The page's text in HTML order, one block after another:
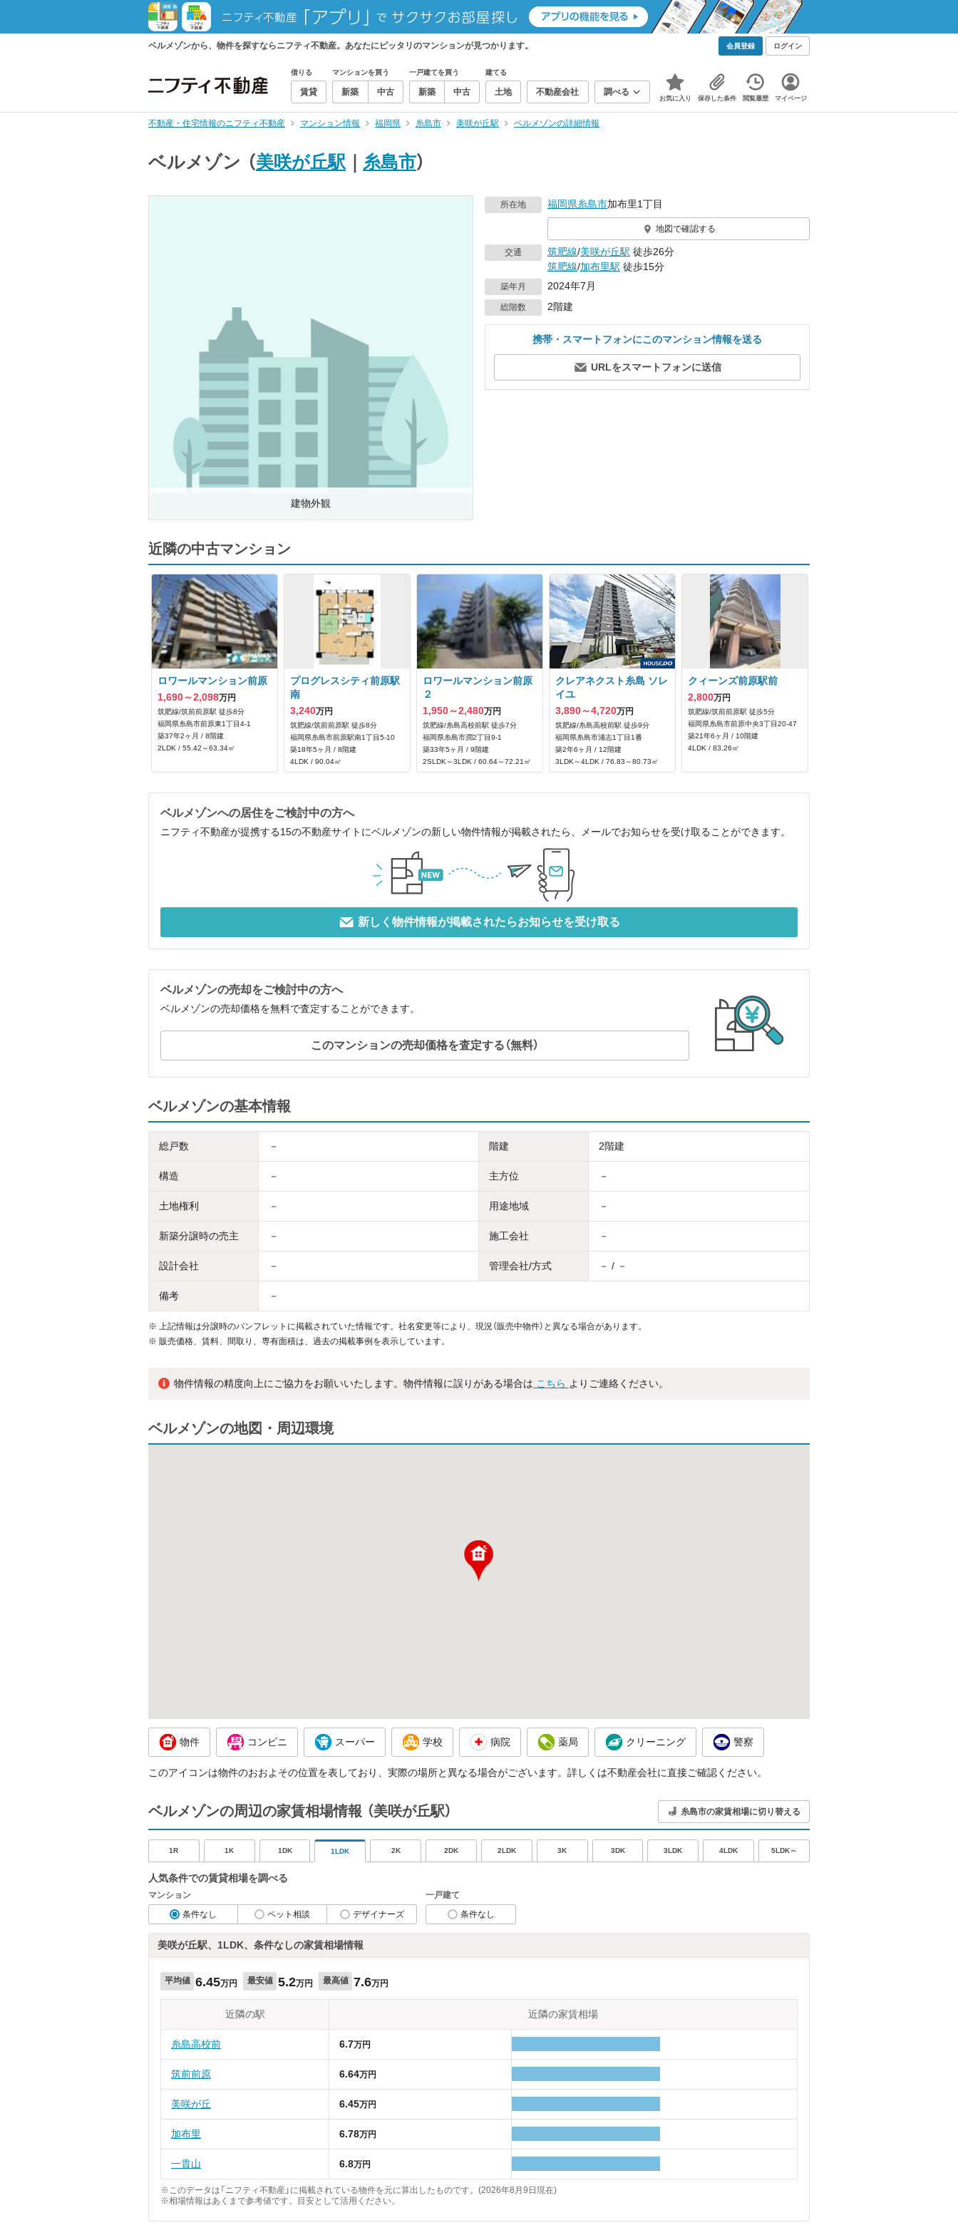
ベルメゾンから、物件を探すならニフティ不動産。あなたにピッタリのマンションが見つかります。 会員登録 ログイン
借りる
賃貸
マンションを買う
新築 中古
一戸建てを買う
新築 中古
建てる
土地 不動産会社 調べる
お気に入り 保存した条件 閲覧履歴 マイページ
不動産・住宅情報のニフティ不動産 マンション情報 福岡県 糸島市 美咲が丘駅 ベルメゾンの詳細情報
ベルメゾン （美咲が丘駅 糸島市）
建物外観
所在地 福岡県糸島市加布里1丁目
地図で確認する
交通 筑肥線/美咲が丘駅 徒歩26分
筑肥線/加布里駅 徒歩15分
築年月 2024年7月
総階数 2階建
携帯・スマートフォンにこのマンション情報を送る
URLをスマートフォンに送信
近隣の中古マンション
ロワールマンション前原
1,690～2,098万円
筑肥線/筑前前原駅 徒歩8分
福岡県糸島市前原東1丁目4-1
築37年2ヶ月 / 8階建
2LDK / 55.42～63.34㎡
プログレスシティ前原駅
南
3,240万円
筑肥線/筑前前原駅 徒歩8分
福岡県糸島市前原駅南1丁目5-10
築18年5ヶ月 / 8階建
4LDK / 90.04㎡
ロワールマンション前原
２
1,950～2,480万円
筑肥線/糸島高校前駅 徒歩7分
福岡県糸島市潤2丁目9-1
築33年5ヶ月 / 9階建
2SLDK～3LDK / 60.64～72.21㎡
クレアネクスト糸島 ソレ
イユ
3,890～4,720万円
筑肥線/糸島高校前駅 徒歩9分
福岡県糸島市浦志1丁目1番
築2年6ヶ月 / 12階建
3LDK～4LDK / 76.83～80.73㎡
クィーンズ前原駅前
2,800万円
筑肥線/筑前前原駅 徒歩5分
福岡県糸島市前原中央3丁目20-47
築21年6ヶ月 / 10階建
4LDK / 83.26㎡
ベルメゾンへの居住をご検討中の方へ
ニフティ不動産が提携する15の不動産サイトにベルメゾンの新しい物件情報が掲載されたら、メールでお知らせを受け取ることができます。
新しく物件情報が掲載されたらお知らせを受け取る
ベルメゾンの売却をご検討中の方へ
ベルメゾンの売却価格を無料で査定することができます。
このマンションの売却価格を査定する（無料）
ベルメゾンの基本情報
総戸数 － 階建 2階建
構造 － 主方位 －
土地権利 － 用途地域 －
新築分譲時の売主 － 施工会社 －
設計会社 － 管理会社/方式 － / －
備考 －
※
上記情報は分譲時のパンフレットに掲載されていた情報です。社名変更等により、現況（販売中物件）と異なる場合があります。
※ 販売価格、賃料、間取り、専有面積は、過去の掲載事例を表示しています。
物件情報の精度向上にご協力をお願いいたします。物件情報に誤りがある場合は こちら よりご連絡ください。
ベルメゾンの地図・周辺環境
物件 コンビニ スーパー 学校 病院 薬局 クリーニング 警察
このアイコンは物件のおおよその位置を表しており、実際の場所と異なる場合がございます。詳しくは不動産会社に直接ご確認ください。
ベルメゾンの周辺の家賃相場情報 （美咲が丘駅） 糸島市の家賃相場に切り替える
1R 1K 1DK 1LDK 2K 2DK 2LDK 3K 3DK 3LDK 4LDK 5LDK～
人気条件での賃貸相場を調べる
マンション
条件なし
ペット相談 デザイナーズ
一戸建て
条件なし
美咲が丘駅、1LDK、条件なしの家賃相場情報
平均値 6.45万円 最安値 5.2万円 最高値 7.6万円
近隣の駅 近隣の家賃相場
糸島高校前 6.7万円
筑前前原 6.64万円
美咲が丘 6.45万円
加布里 6.78万円
一貴山 6.8万円
※このデータは「ニフティ不動産」に掲載されている物件を元に算出したものです。(2026年8月9日現在)
※相場情報はあくまで参考値です。目安として活用ください。